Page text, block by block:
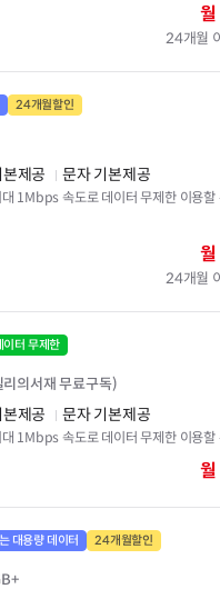
월
24개월
24개월할인
제공
문자 기본제공
1Mbps 속도로 데이터 무제한 이용할
월
24개월
이터 무제한
의서재 무료구독)
제공
문자 기본제공
1Mbps 속도로 데이터 무제한 이용할
월
대용량 데이터 24개월할인